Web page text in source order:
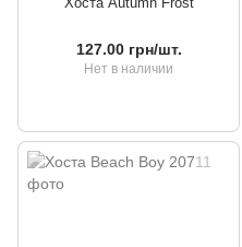
127.00 грн/шт.
Нет в наличии